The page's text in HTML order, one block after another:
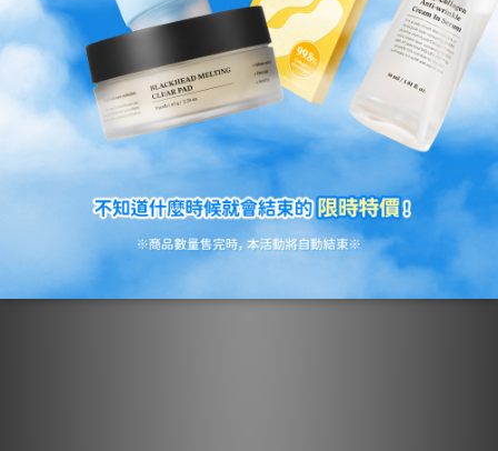
[長效補水保濕]深層膠原蛋白透
明質酸B5保濕過夜面膜(4片裝)
HK$149.00
HK$352.00
[美白均勻膚色]深層膠原蛋白維
他命C亮白過夜面膜(4片裝)
HK$149.00
HK$352.00
NEW